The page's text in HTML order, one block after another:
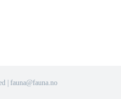
| fauna@fauna.no